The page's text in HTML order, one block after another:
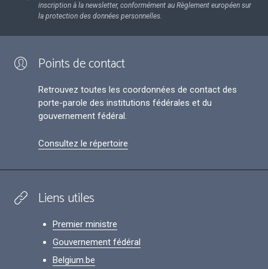
inscription à la newsletter, conformément au Règlement européen sur
la protection des données personnelles.
Points de contact
Retrouvez toutes les coordonnées de contact des
porte-parole des institutions fédérales et du
gouvernement fédéral.
Consultez le répertoire
Liens utiles
Premier ministre
Gouvernement fédéral
Belgium.be